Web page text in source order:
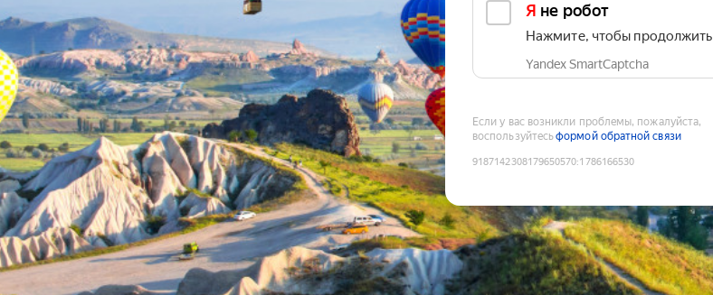
Я не робот
Нажмите, чтобы продолжить
Yandex SmartCaptcha
Если у вас возникли проблемы, пожалуйста,
воспользуйтесьформой обратной связи
9187142308179650570:1786166530